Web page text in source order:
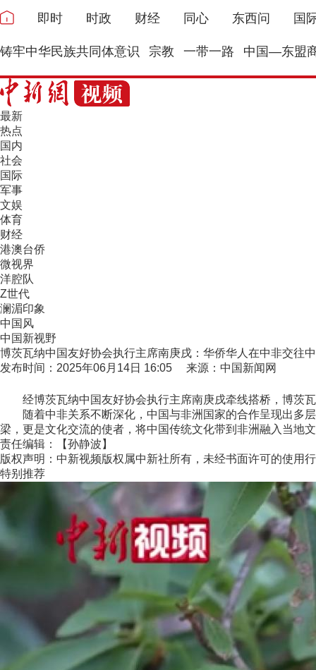
即时 时政 财经 同心 东西问 国
铸牢中华民族共同体意识 宗教 一带一路 中国—东盟
最新
热点
国内
社会
国际
军事
文娱
体育
财经
港澳台侨
微视界
洋腔队
Z世代
澜湄印象
中国风
中国新视野
博茨瓦纳中国友好协会执行主席南庚戌：华侨华人在中非交往
发布时间：2025年06月14日 16:05 来源：中国新闻网
经博茨瓦纳中国友好协会执行主席南庚戌牵线搭桥，博茨瓦
随着中非关系不断深化，中国与非洲国家的合作呈现出多层
梁，更是文化交流的使者，将中国传统文化带到非洲融入当地
责任编辑：【孙静波】
版权声明：中新视频版权属中新社所有，未经书面许可的使用
特别推荐